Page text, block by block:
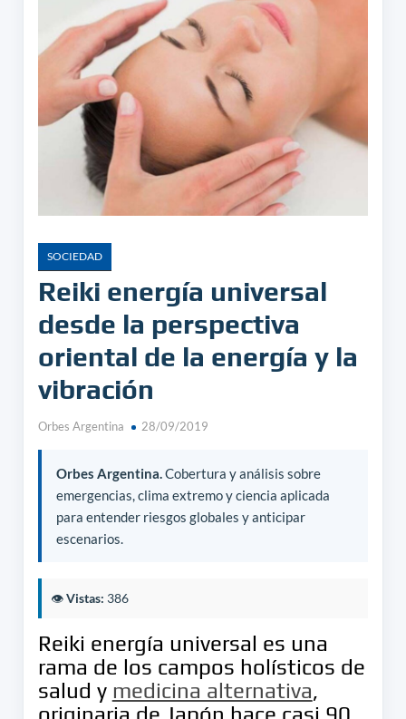
SOCIEDAD
Reiki energía universal
desde la perspectiva
oriental de la energía y la
vibración
Orbes Argentina 28/09/2019
Orbes Argentina.Cobertura y análisis sobre
emergencias, clima extremo y ciencia aplicada
para entender riesgos globales y anticipar
escenarios.
👁️Vistas: 386
Reiki energía universal es una
rama de los campos holísticos de
salud y medicina alternativa,
originaria de Japón hace casi 90